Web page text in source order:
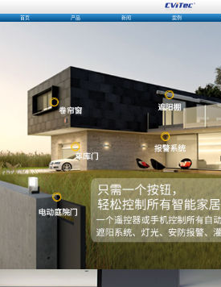
首页 产品 新闻 案例